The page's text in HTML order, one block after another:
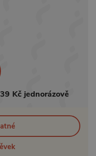
Kč jednorázově